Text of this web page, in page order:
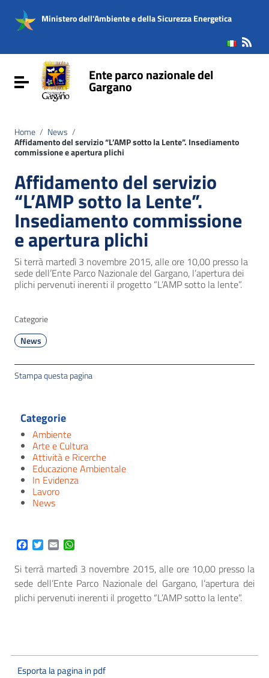
Vai al menu di navigazione
Vai al footer
Ministero dell'Ambiente e della Sicurezza Energetica
Attiva / disattiva la navigazioneEnte parco nazionale del
Gargano
Home / News /
Affidamento del servizio “L’AMP sotto la Lente”. Insediamento
commissione e apertura plichi
Affidamento del servizio
“L’AMP sotto la Lente”.
Insediamento commissione
e apertura plichi
Si terrà martedì 3 novembre 2015, alle ore 10,00 presso la
sede dell’Ente Parco Nazionale del Gargano, l’apertura dei
plichi pervenuti inerenti il progetto “L’AMP sotto la lente”.
Categorie
News
Stampa questa pagina
Categorie
Ambiente
Arte e Cultura
Attività e Ricerche
Educazione Ambientale
In Evidenza
Lavoro
News
Facebook
Twitter
Email
Si terrà martedì 3 novembre 2015, alle ore 10,00 presso la
sede dell’Ente Parco Nazionale del Gargano, l’apertura dei
plichi pervenuti inerenti il progetto “L’AMP sotto la lente”.
Esporta la pagina in pdf